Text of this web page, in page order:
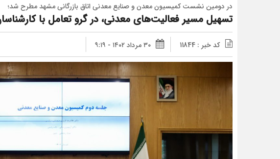
در دومین نشست کمیسیون معدن و صنایع معدنی اتاق بازرگانی مشهد مطرح شد؛
تسهیل مسیر فعالیت‌های معدنی، در گرو تعامل با
کد خبر : 11844 ۳۰ مرداد ۱۴۰۲ - ۹:۱۹